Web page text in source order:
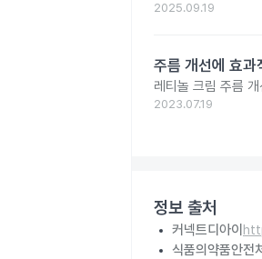
2025.09.19
주름 개선에 효과
레티놀 크림 주름
2023.07.19
정보 출처
커넥트디아이
식품의약품안전